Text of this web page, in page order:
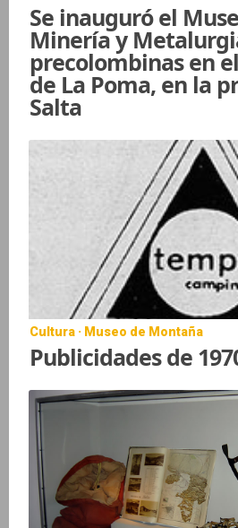
Se inauguró el
Minería y
precolombinas en
de La Poma, en la
Salta
Cultura · Museo de Montaña
Publicidades de